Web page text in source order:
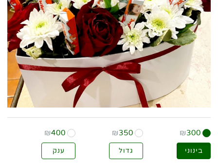
₪300
₪350
₪400
בינוני גדול ענק